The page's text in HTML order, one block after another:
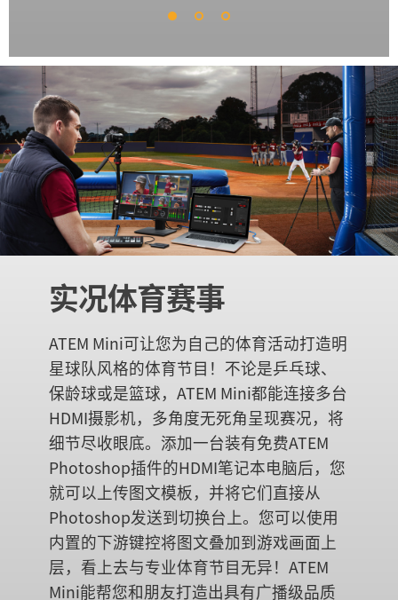
实况体育赛事
ATEM Mini可让您为自己的体育活动打造明
星球队风格的体育节目！不论是乒乓球、
保龄球或是篮球，ATEM Mini都能连接多台
HDMI摄影机，多角度无死角呈现赛况，将
细节尽收眼底。添加一台装有免费ATEM
Photoshop插件的HDMI笔记本电脑后，您
就可以上传图文模板，并将它们直接从
Photoshop发送到切换台上。您可以使用
内置的下游键控将图文叠加到游戏画面上
层，看上去与专业体育节目无异！ATEM
Mini能帮您和朋友打造出具有广播级品质